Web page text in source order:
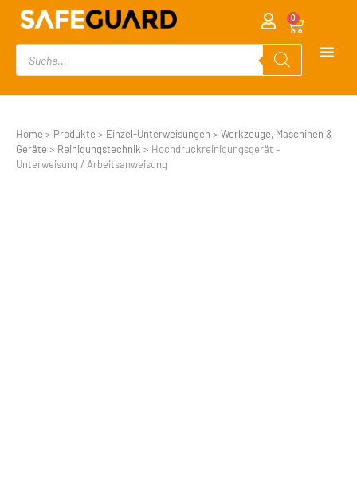
0
Home > Produkte > Einzel-Unterweisungen > Werkzeuge, Maschinen &
Geräte > Reinigungstechnik > Hochdruckreinigungsgerät –
Unterweisung / Arbeitsanweisung